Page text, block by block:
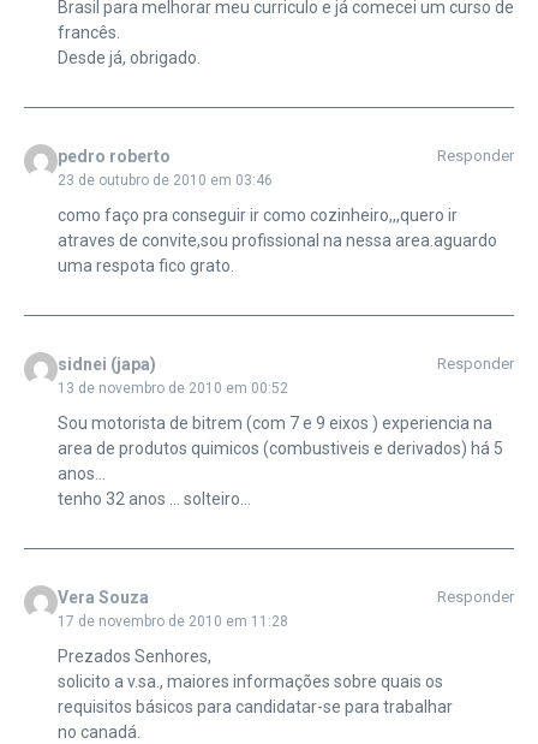
Brasil para melhorar meu curriculo e já comecei um curso de
francês.
Desde já, obrigado.
pedro roberto
23 de outubro de 2010 em 03:46
Responder
como faço pra conseguir ir como cozinheiro,,,quero ir
atraves de convite,sou profissional na nessa area.aguardo
uma respota fico grato.
sidnei (japa)
13 de novembro de 2010 em 00:52
Responder
Sou motorista de bitrem (com 7 e 9 eixos ) experiencia na
area de produtos quimicos (combustiveis e derivados) há 5
anos…
tenho 32 anos … solteiro…
Vera Souza
17 de novembro de 2010 em 11:28
Responder
Prezados Senhores,
solicito a v.sa., maiores informações sobre quais os
requisitos básicos para candidatar-se para trabalhar
no canadá.